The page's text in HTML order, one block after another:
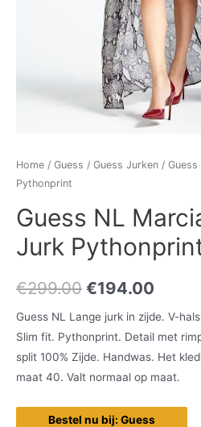
Home / Guess / Guess Jurken / Guess
Pythonprint
Guess NL
Jurk
€299.00 €194.00
Guess NL Lange jurk in zijde. V-
Slim fit. Pythonprint. Detail met
split 100% Zijde. Handwas. Het
maat 40. Valt normaal op maat.
Bestel nu bij: Guess